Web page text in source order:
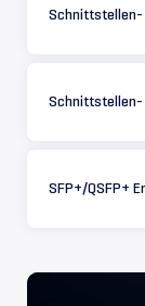
Schnittstellen-
Schnittstellen-
SFP+/QSFP+